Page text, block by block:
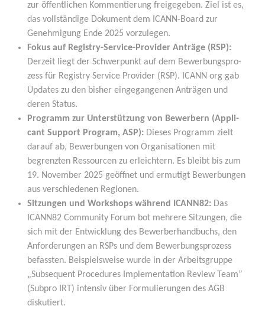
zur öffent­li­chen Kom­men­tie­rung frei­ge­ge­ben. Ziel ist es,
das voll­stän­di­ge Doku­ment dem ICANN-Board zur
Geneh­mi­gung Ende 2025 vorzulegen.
Fokus auf Regis­try-Ser­vice-Pro­vi­der Anträ­ge (RSP):
Der­zeit liegt der Schwer­punkt auf dem Bewer­bungs­pro­
zess für Regis­try Ser­vice Pro­vi­der (RSP). ICANN org gab
Updates zu den bis­her ein­ge­gan­ge­nen Anträ­gen und
deren Status.
Pro­gramm zur Unter­stüt­zung von Bewer­bern (Appli­
cant Sup­port Pro­gram, ASP): Die­ses Pro­gramm zielt
dar­auf ab, Bewer­bun­gen von Orga­ni­sa­tio­nen mit
begrenz­ten Res­sour­cen zu erleich­tern. Es bleibt bis zum
19. Novem­ber 2025 geöff­net und ermu­tigt Bewer­bun­gen
aus ver­schie­de­nen Regionen.
Sit­zun­gen und Work­shops wäh­rend ICANN82: Das
ICANN82 Com­mu­ni­ty Forum bot meh­re­re Sit­zun­gen, die
sich mit der Ent­wick­lung des Bewer­ber­hand­buchs, den
Anfor­de­run­gen an RSPs und dem Bewer­bungs­pro­zess
befass­ten. Bei­spiels­wei­se wur­de in der Arbeits­grup­pe
„Sub­se­quent Pro­ce­du­res Imple­men­ta­ti­on Review Team”
(Sub­pro IRT) inten­siv über For­mu­lie­run­gen des AGB
diskutiert.